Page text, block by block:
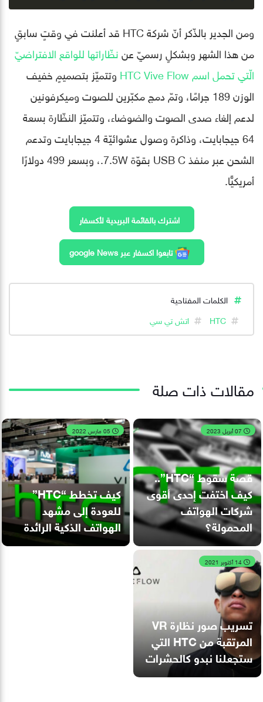
ومن الجدير بالذّكر أنّ شركة HTC قد أعلنت في وقتٍ سابقٍ
من هذا الشهر وبشكلٍ رسميّ عننظّاراتها للواقع الافتراضيّ
الّتي تحمل اسم HTC Vive Flow
وتتميّز بتصميمٍ خفيف
الوزن 189 جرامًا، وتمّ دمج مكبّرين للصوت وميكرفونين
لدعم إلغاء صدى الصوت والضوضاء، وتتميّز النظّارة بسعة
64 جيجابايت، وذاكرة وصول عشوائيّة 4 جيجابايت وتدعم
الشحن عبر منفذ USB C بقوّة 7.5W.، وبسعر 499 دولارًا
أمريكيًّا.
اشترك بالقائمة البريدية لأكسفار
تابعوا اكسفار عبر google News
الكلمات المفتاحية
HTC
اتش تي سي
مقالات ذات صلة
قصة سقوط “HTC”..
كيف اختفت إحدى أقوى
شركات الهواتف
المحمولة؟
كيف تخطط “HTC”
للعودة إلى مشهد
الهواتف الذكية الرائدة
تسريب صور نظارة VR
المرتقبة من HTC التي
ستجعلنا نبدو كالحشرات